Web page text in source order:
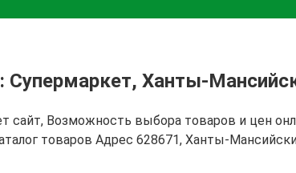
Супермаркет, Ханты-
сайт, Возможность выбора товаров и цен
товаров Адрес 628671, Ханты-